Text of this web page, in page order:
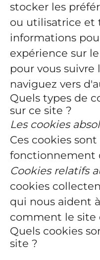
stocker les
ou utilisatrice et
informations
expérience sur
pour vous suivre
naviguez vers
Quels types de
sur ce site ?
Les cookies
Ces cookies
fonctionnement
Cookies relatifs
cookies
qui nous aident
comment le site
Quels cookies
site ?